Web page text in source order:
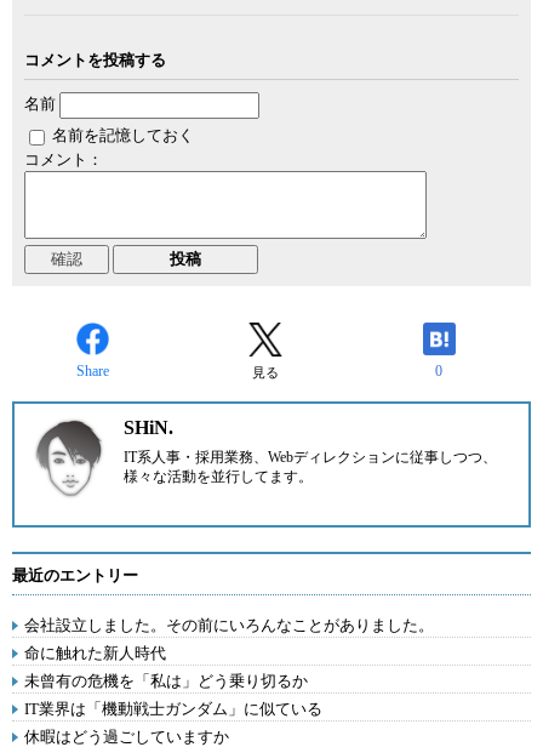
コメントを投稿する
名前
名前を記憶しておく
コメント：
Share 見る 0
SHiN.
IT系人事・採用業務、Webディレクションに従事しつつ、
様々な活動を並行してます。
最近のエントリー
会社設立しました。その前にいろんなことがありました。
命に触れた新人時代
未曾有の危機を「私は」どう乗り切るか
IT業界は「機動戦士ガンダム」に似ている
休暇はどう過ごしていますか